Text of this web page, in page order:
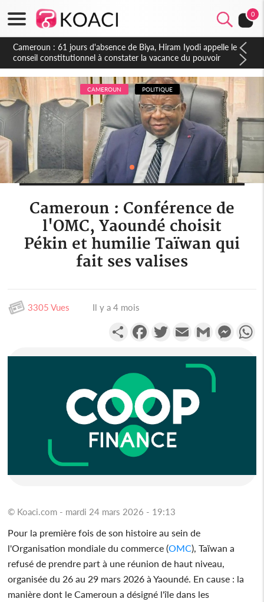
0
Côte d'Ivoire : Fin de la pagaille au PDCI-RDA, Lessiehi bannit
les mouvements sauvages
CAMEROUN POLITIQUE
Cameroun : Conférence de
l'OMC, Yaoundé choisit
Pékin et humilie Taïwan qui
fait ses valises
3305 Vues Il y a 4 mois
PartagerFacebookTwitterEmail Gmail
© Koaci.com - mardi 24 mars 2026 - 19:13
Pour la première fois de son histoire au sein de
l'Organisation mondiale du commerce (OMC), Taïwan a
refusé de prendre part à une réunion de haut niveau,
organisée du 26 au 29 mars 2026 à Yaoundé. En cause : la
manière dont le Cameroun a désigné l'île dans les